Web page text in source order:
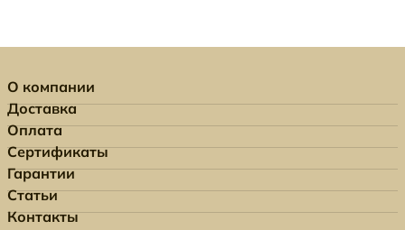
О компании
Доставка
Оплата
Сертификаты
Гарантии
Статьи
Контакты